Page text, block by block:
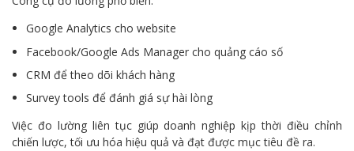
Google Analytics cho website
Facebook/Google Ads Manager cho quảng cáo số
CRM để theo dõi khách hàng
Survey tools để đánh giá sự hài lòng
Việc đo lường liên tục giúp doanh nghiệp kịp thời điều chỉnh
chiến lược, tối ưu hóa hiệu quả và đạt được mục tiêu đề ra.